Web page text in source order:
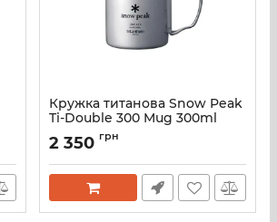
Кружка титанова Snow Peak
Ti-Double 300 Mug 300ml
MG-052FHR
Артикул:
2 350 грн